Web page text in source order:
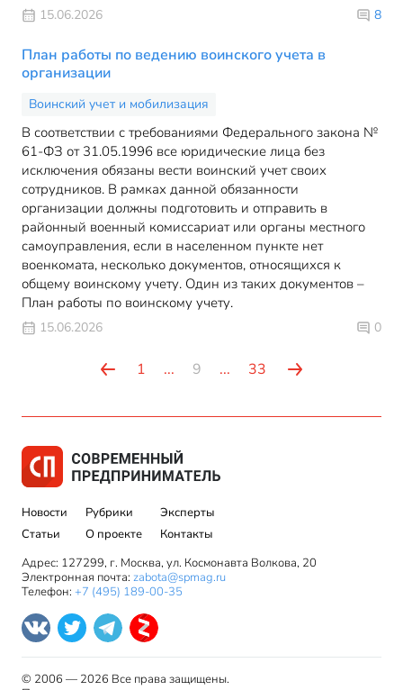
15.06.2026 8
План работы по ведению воинского учета в
организации
Воинский учет и мобилизация
В соответствии с требованиями Федерального закона №
61-ФЗ от 31.05.1996 все юридические лица без
исключения обязаны вести воинский учет своих
сотрудников. В рамках данной обязанности
организации должны подготовить и отправить в
районный военный комиссариат или органы местного
самоуправления, если в населенном пункте нет
военкомата, несколько документов, относящихся к
общему воинскому учету. Один из таких документов –
План работы по воинскому учету.
15.06.2026 0
1 ... 9 ... 33
Новости
Статьи
Рубрики
О проекте
Эксперты
Контакты
Адрес: 127299, г. Москва, ул. Космонавта Волкова, 20
Электронная почта: zabota@spmag.ru
Телефон: +7 (495) 189-00-35
© 2006 — 2026 Все права защищены.